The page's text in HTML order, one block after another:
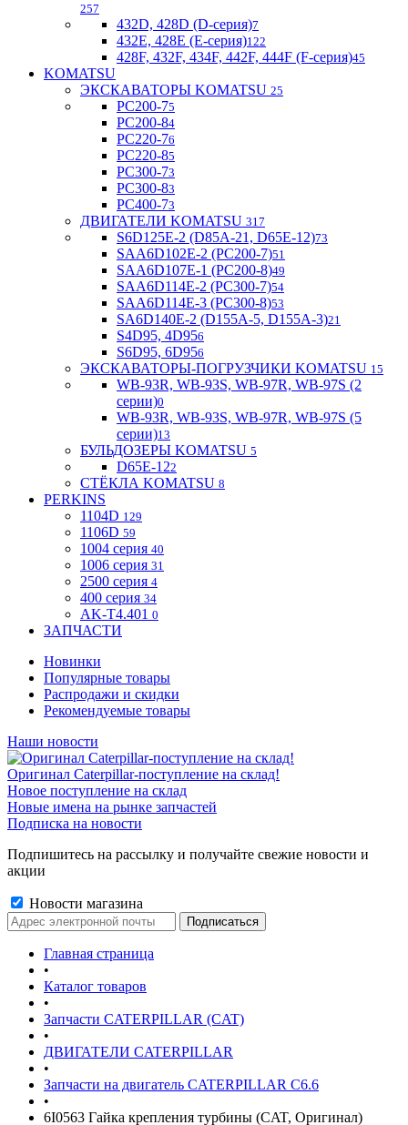
257
432D, 428D (D-серия)7
432E, 428E (E-серия)122
428F, 432F, 434F, 442F, 444F (F-серия)45
KOMATSU
ЭКСКАВАТОРЫ KOMATSU 25
PC200-75
PC200-84
PC220-76
PC220-85
PC300-73
PC300-83
PC400-73
ДВИГАТЕЛИ KOMATSU 317
S6D125E-2 (D85A-21, D65E-12)73
SAA6D102E-2 (PC200-7)51
SAA6D107E-1 (PC200-8)49
SAA6D114E-2 (PC300-7)54
SAA6D114E-3 (PC300-8)53
SA6D140E-2 (D155A-5, D155A-3)21
S4D95, 4D956
S6D95, 6D956
ЭКСКАВАТОРЫ-ПОГРУЗЧИКИ KOMATSU 15
WB-93R, WB-93S, WB-97R, WB-97S (2
серии)0
WB-93R, WB-93S, WB-97R, WB-97S (5
серии)13
БУЛЬДОЗЕРЫ KOMATSU 5
D65E-122
СТЁКЛА KOMATSU 8
PERKINS
1104D 129
1106D 59
1004 серия 40
1006 серия 31
2500 серия 4
400 серия 34
AK-T4.401 0
ЗАПЧАСТИ
Новинки
Популярные товары
Распродажи и скидки
Рекомендуемые товары
Наши новости
Оригинал Caterpillar-поступление на склад!
Новое поступление на склад
Новые имена на рынке запчастей
Подписка на новости
Подпишитесь на рассылку и получайте свежие новости и
акции
Новости магазина
Главная страница
•
Каталог товаров
•
Запчасти CATERPILLAR (CAT)
•
ДВИГАТЕЛИ CATERPILLAR
•
Запчасти на двигатель CATERPILLAR С6.6
•
6I0563 Гайка крепления турбины (CAT, Оригинал)